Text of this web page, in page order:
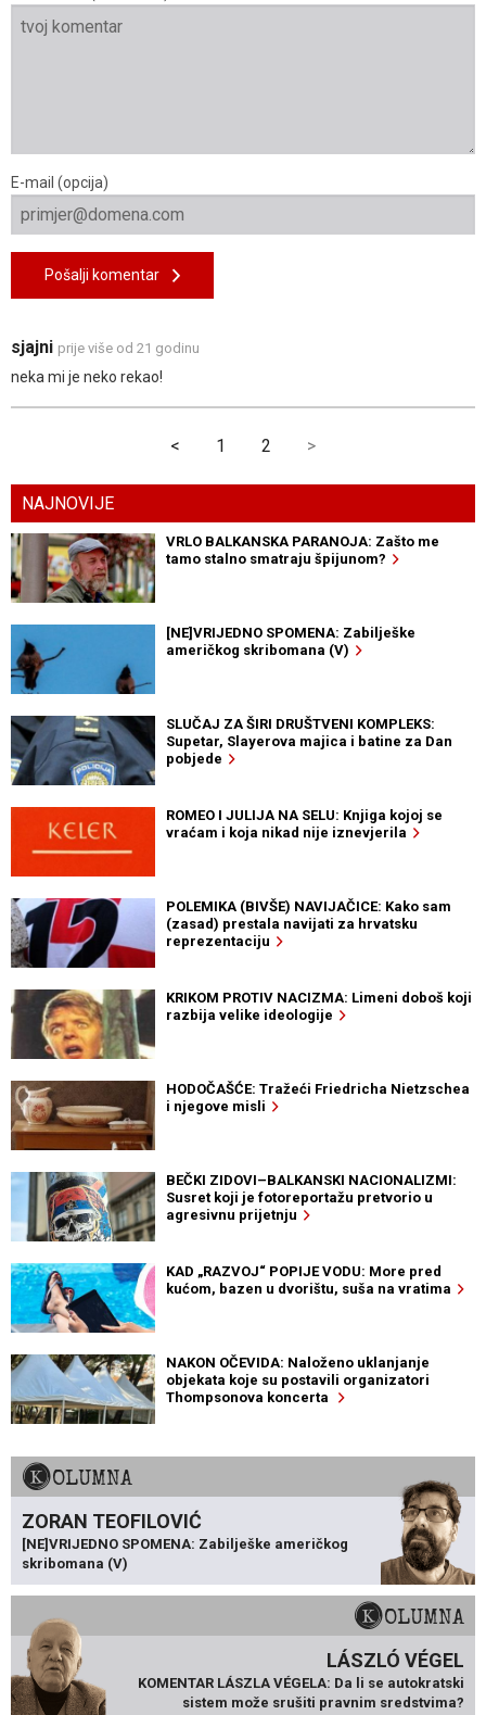
E-mail (opcija)
Pošalji komentar
sjajni prije više od 21 godinu
neka mi je neko rekao!
< 1 2 >
NAJNOVIJE
VRLO BALKANSKA PARANOJA: Zašto me
tamo stalno smatraju špijunom?
[NE]VRIJEDNO SPOMENA: Zabilješke
američkog skribomana (V)
SLUČAJ ZA ŠIRI DRUŠTVENI KOMPLEKS:
Supetar, Slayerova majica i batine za Dan
pobjede
ROMEO I JULIJA NA SELU: Knjiga kojoj se
vraćam i koja nikad nije iznevjerila
POLEMIKA (BIVŠE) NAVIJAČICE: Kako sam
(zasad) prestala navijati za hrvatsku
reprezentaciju
KRIKOM PROTIV NACIZMA: Limeni doboš koji
razbija velike ideologije
HODOČAŠĆE: Tražeći Friedricha Nietzschea
i njegove misli
BEČKI ZIDOVI–BALKANSKI NACIONALIZMI:
Susret koji je fotoreportažu pretvorio u
agresivnu prijetnju
KAD „RAZVOJ“ POPIJE VODU: More pred
kućom, bazen u dvorištu, suša na vratima
NAKON OČEVIDA: Naloženo uklanjanje
objekata koje su postavili organizatori
Thompsonova koncerta
KOLUMNA
ZORAN TEOFILOVIĆ
[NE]VRIJEDNO SPOMENA: Zabilješke američkog
skribomana (V)
KOLUMNA
LÁSZLÓ VÉGEL
KOMENTAR LÁSZLA VÉGELA: Da li se autokratski
sistem može srušiti pravnim sredstvima?